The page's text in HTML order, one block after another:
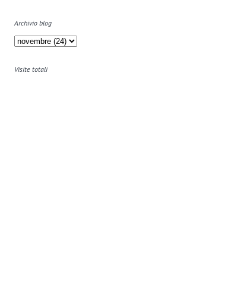
Archivio blog
Visite totali